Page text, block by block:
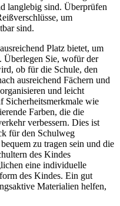
langlebig sind. Überprüfen
um
sind.
Platz bietet, um
Überlegen Sie, wofür der
ob für die Schule, den
ausreichend Fächern und
und leicht
Sicherheitsmerkmale wie
Farben, die die
verbessern. Dies ist
für den Schulweg
zu tragen sein und die
des Kindes
eine individuelle
des Kindes. Ein gut
Materialien helfen,